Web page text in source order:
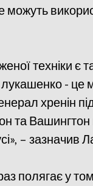
можуть
техніки є
- це
хренін
та Вашингтон
– зазначив
полягає у